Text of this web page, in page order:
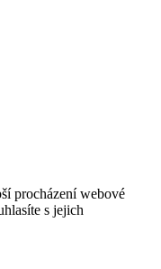
procházení webové
s jejich